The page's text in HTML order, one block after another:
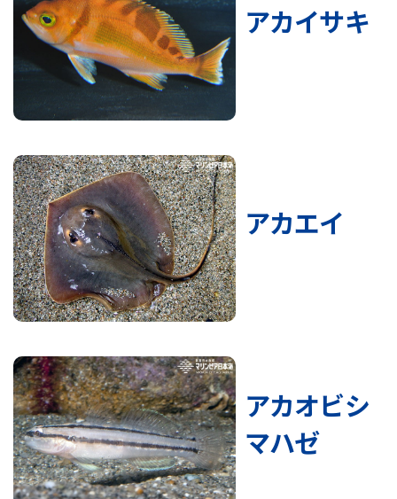
アカイサキ
アカエイ
アカオビシ
マハゼ